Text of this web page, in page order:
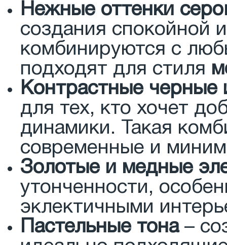
Нежные оттенки
создания спокойной
комбинируются с
подходят для стиля
Контрастные черные
для тех, кто хочет
динамики. Такая
современные и
Золотые и медные
утонченности,
эклектичными
Пастельные тона–